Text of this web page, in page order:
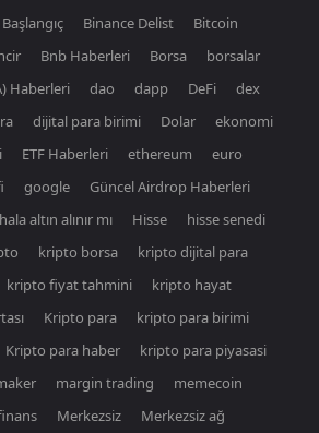
Başlangıç Binance Delist
Bitcoin
Bnb Haberleri Borsa
borsalar
Haberleri dao dapp DeFi
dex
dijital para birimi Dolar
ekonomi
ETF Haberleri ethereum
euro
google
Güncel Airdrop Haberleri
hala altın alınır mı Hisse
hisse senedi
kripto borsa
kripto dijital para
kripto fiyat tahmini
kripto hayat
Kripto para
kripto para birimi
Kripto para haber
kripto para piyasasi
margin trading
memecoin
Merkezsiz Merkezsiz ağ